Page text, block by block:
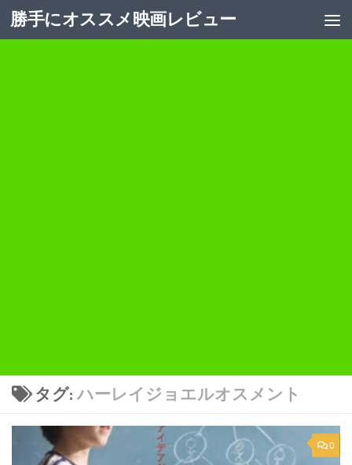
コンテンツへスキップ
勝手にオススメ映画レビュー
タグ:ハーレイジョエルオスメント
0